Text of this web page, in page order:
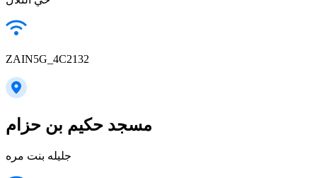
ZAIN5G_4C2132
مسجد حكيم بن حزام
جليله بنت مره